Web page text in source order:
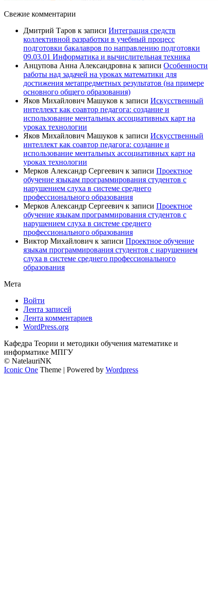
Свежие комментарии
Дмитрий Таров к записи Интеграция средств
коллективной разработки в учебный процесс
подготовки бакалавров по направлению подготовки
09.03.01 Информатика и вычислительная техника
Анцупова Анна Александровна к записи Особенности
работы над задачей на уроках математики для
достижения метапредметных результатов (на примере
основного общего образования)
Яков Михайлович Машуков к записи Искусственный
интеллект как соавтор педагога: создание и
использование ментальных ассоциативных карт на
уроках технологии
Яков Михайлович Машуков к записи Искусственный
интеллект как соавтор педагога: создание и
использование ментальных ассоциативных карт на
уроках технологии
Мерков Александр Сергеевич к записи Проектное
обучение языкам программирования студентов с
нарушением слуха в системе среднего
профессионального образования
Мерков Александр Сергеевич к записи Проектное
обучение языкам программирования студентов с
нарушением слуха в системе среднего
профессионального образования
Виктор Михайлович к записи Проектное обучение
языкам программирования студентов с нарушением
слуха в системе среднего профессионального
образования
Мета
Войти
Лента записей
Лента комментариев
WordPress.org
Кафедра Теории и методики обучения математике и
информатике МПГУ
© NatelauriNK
Iconic One Theme | Powered by Wordpress